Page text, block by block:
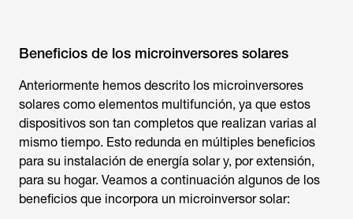
Beneficios de los microinversores solares
Anteriormente hemos descrito los microinversores
solares como elementos multifunción, ya que estos
dispositivos son tan completos que realizan varias al
mismo tiempo. Esto redunda en múltiples beneficios
para su instalación de energía solar y, por extensión,
para su hogar. Veamos a continuación algunos de los
beneficios que incorpora un microinversor solar: